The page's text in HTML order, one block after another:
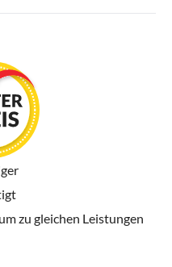
zu gleichen Leistungen